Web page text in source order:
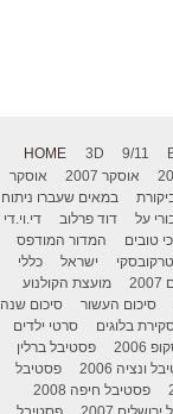
HOME 3D 9/11
אוסקר 2007
אוסקר
במאים שעברו ניתוח
על דוד פרלוב
די.וי.די
טובים
המדור המודפס
טרקובסקי ישראל
כללי
מועצת הקולנוע
סיכום העשור
סיכום שנה
בלוגים
סרטי ילדים
2006
פסטיבל ברלין
ונציה 2006
פסטיבל
פסטיבל חיפה 2008